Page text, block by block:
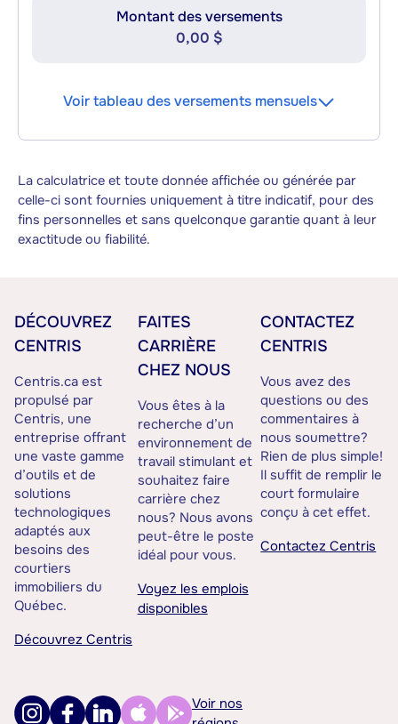
Montant des versements
0,00 $
Voir tableau des versements mensuels
La calculatrice et toute donnée affichée ou générée par
celle-ci sont fournies uniquement à titre indicatif, pour des
fins personnelles et sans quelconque garantie quant à leur
exactitude ou fiabilité.
DÉCOUVREZ
CENTRIS
Centris.ca est
propulsé par
Centris, une
entreprise offrant
une vaste gamme
d’outils et de
solutions
technologiques
adaptés aux
besoins des
courtiers
immobiliers du
Québec.
Découvrez Centris
FAITES
CARRIÈRE
CHEZ NOUS
Vous êtes à la
recherche d’un
environnement de
travail stimulant et
souhaitez faire
carrière chez
nous? Nous avons
peut-être le poste
idéal pour vous.
Voyez les emplois
disponibles
CONTACTEZ
CENTRIS
Vous avez des
questions ou des
commentaires à
nous soumettre?
Rien de plus simple!
Il suffit de remplir le
court formulaire
conçu à cet effet.
Contactez Centris
Voir nos